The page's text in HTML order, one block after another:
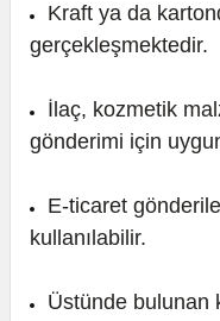
Kraft ya da
gerçekleşmektedir.
İlaç, kozmetik
gönderimi için
E-ticaret
kullanılabilir.
Üstünde bulunan